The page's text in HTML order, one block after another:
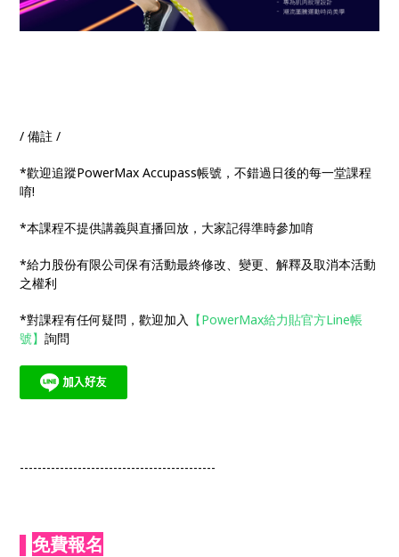
/ 備註 /
*歡迎追蹤PowerMax Accupass帳號，不錯過日後的每一堂課程
唷!
*本課程不提供講義與直播回放，大家記得準時參加唷
*給力股份有限公司保有活動最終修改、變更、解釋及取消本活動
之權利
*對課程有任何疑問，歡迎加入 【PowerMax給力貼官方Line帳
號】詢問
--------------------------------------------
▌免費報名